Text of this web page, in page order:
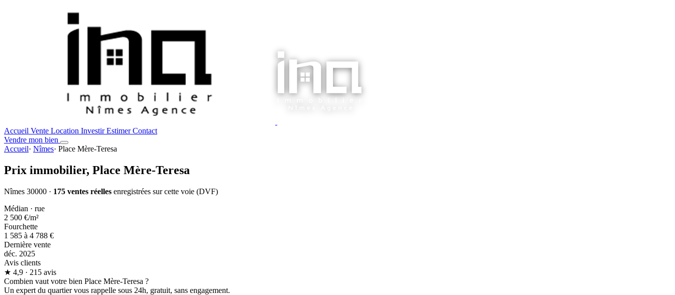
Accueil Vente Location InvestirEstimerContact
Vendre mon bien
Accueil· Nîmes· Place Mère-Teresa
Prix immobilier, Place Mère-Teresa
Nîmes 30000 · 175 ventes réelles enregistrées sur cette voie (DVF)
Médian · rue
2 500 €/m²
Fourchette
1 585 à 4 788 €
Dernière vente
déc. 2025
Avis clients
★ 4,9 · 215 avis
Combien vaut votre bien Place Mère-Teresa ?
Un expert du quartier vous rappelle sous 24h, gratuit, sans engagement.